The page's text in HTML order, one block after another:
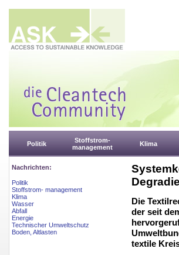
Politik
Stoffstrom-
management
Klima
Nachrichten:
Politik
Stoffstrom- management
Klima
Wasser
Abfall
Energie
Technischer Umweltschutz
Boden, Altlasten
Die
der seit
textile